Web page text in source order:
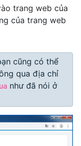
trang web của
của trang web
cũng có thể
qua địa chỉ
như đã nói ở